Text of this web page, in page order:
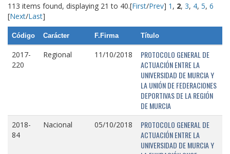
113 items found, displaying 21 to 40.[First/Prev] 1 , 2, 3, 4, 5, 6
[Next/Last]
Código Carácter F.Firma Título
2017-
220
Regional 11/10/2018
PROTOCOLO GENERAL DE
ACTUACIÓN ENTRE LA
UNIVERSIDAD DE MURCIA Y
LA UNIÓN DE FEDERACIONES
DEPORTIVAS DE LA REGIÓN
DE MURCIA
2018-
84
Nacional 05/10/2018
PROTOCOLO GENERAL DE
ACTUACIÓN ENTRE LA
UNIVERSIDAD DE MURCIA Y